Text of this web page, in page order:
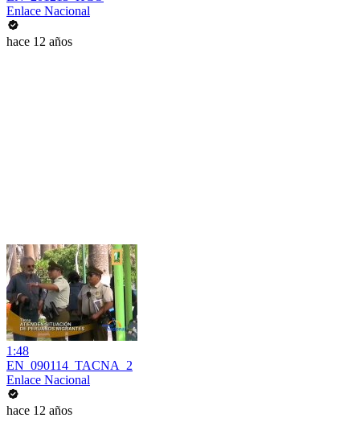
Enlace Nacional
hace 12 años
1:48
EN_090114_TACNA_2
Enlace Nacional
hace 12 años